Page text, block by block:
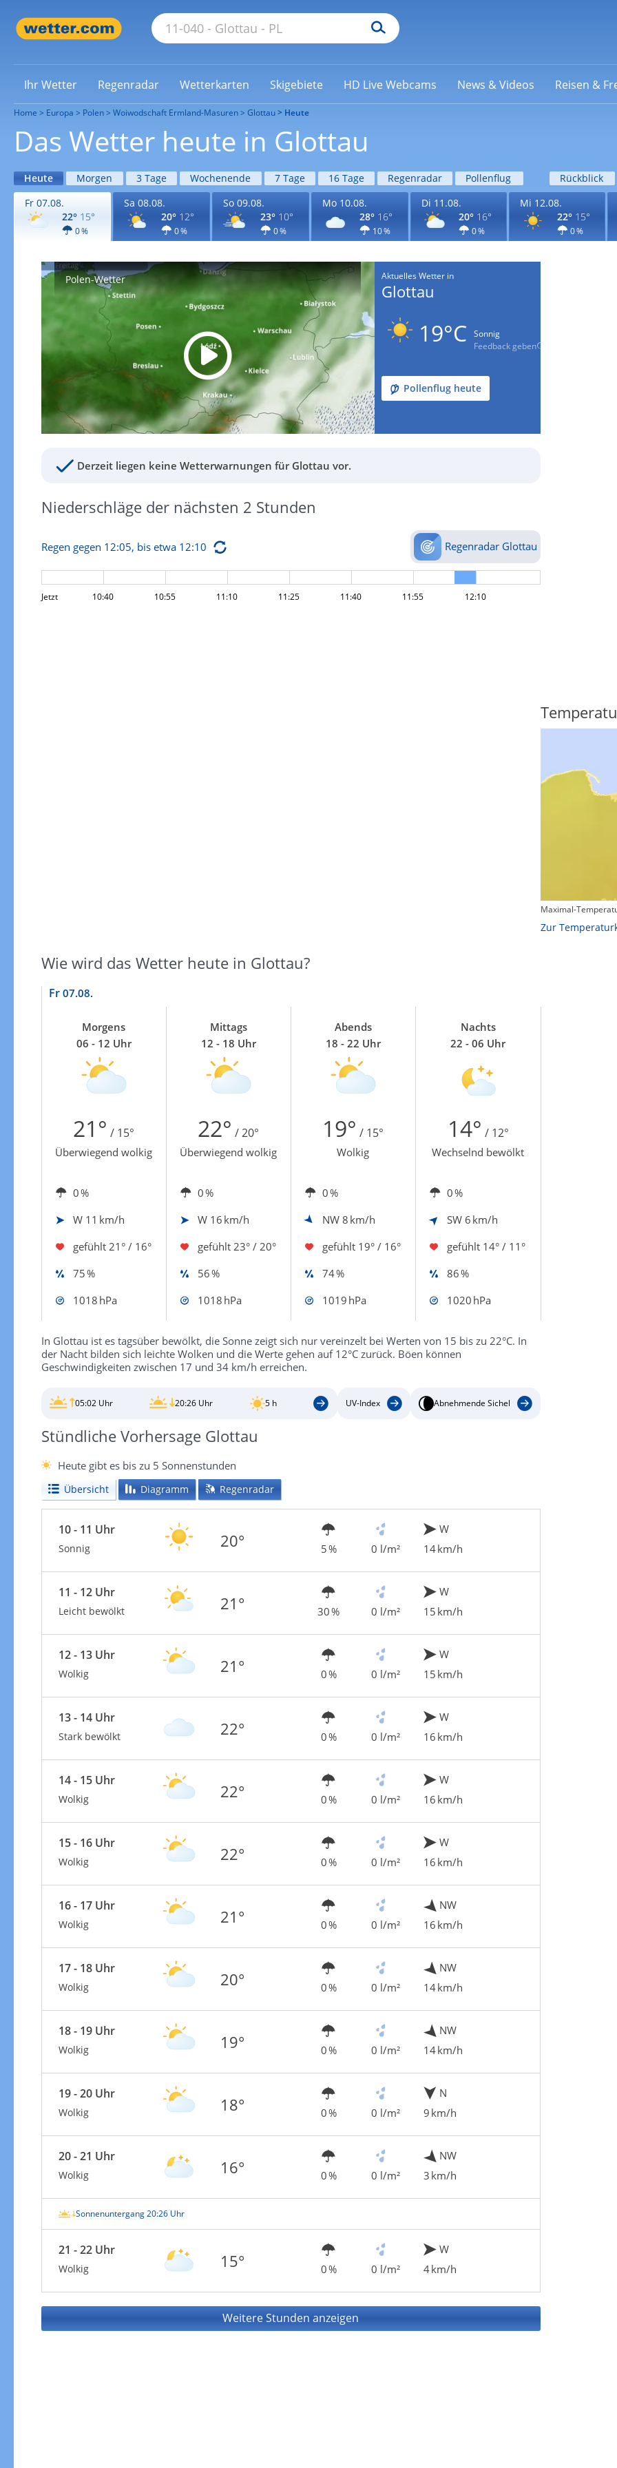
Ihr Wetter Regenradar Wetterkarten Skigebiete HD Live Webcams News & Videos Reisen &
Home Europa Polen Woiwodschaft Ermland-Masuren Glottau Heute
Das Wetter heute in Glottau
Heute Morgen 3 Tage Wochenende 7 Tage 16 Tage Regenradar Pollenflug
Rückblick
Fr 07.08.
22° 15°
0 %
Sa 08.08.
20° 12°
0 %
So 09.08.
23° 10°
0 %
Mo 10.08.
28° 16°
10 %
Di 11.08.
20° 16°
0 %
Mi 12.08.
22° 15°
0 %
Polen-Wetter Aktuelles Wetter in
Glottau
19°C
Sonnig
Feedback geben
Pollenflug heute
Derzeit liegen keine Wetterwarnungen für Glottau vor.
Niederschläge der nächsten 2 Stunden
Regen gegen 12:05, bis etwa 12:10 Regenradar Glottau
Jetzt 10:40 10:55 11:10 11:25 11:40 11:55 12:10
Wie wird das Wetter heute in Glottau?
Fr 07.08.
Morgens
06 - 12 Uhr
Mittags
12 - 18 Uhr
Abends
18 - 22 Uhr
Nachts
22 - 06 Uhr
21° / 15° 22° / 20° 19° / 15° 14° / 12°
Überwiegend wolkig Überwiegend wolkig Wolkig Wechselnd bewölkt
0 % 0 % 0 %
0 %
W 11 km/h W 16 km/h NW 8 km/h SW 6 km/h
gefühlt 21° / 16° gefühlt 23° / 20° gefühlt 19° / 16° gefühlt 14° / 11°
75 %
56 % 74 %
86 %
1018 hPa
1018 hPa 1019 hPa 1020 hPa
In Glottau ist es tagsüber bewölkt, die Sonne zeigt sich nur vereinzelt bei Werten von 15 bis zu 22°C. In
der Nacht bilden sich leichte Wolken und die Werte gehen auf 12°C zurück. Böen können
Geschwindigkeiten zwischen 17 und 34 km/h erreichen.
05:02 Uhr 20:26 Uhr 5 h UV-Index Abnehmende Sichel
Stündliche Vorhersage Glottau
Heute gibt es bis zu 5 Sonnenstunden
Übersicht Diagramm Regenradar
10 - 11 Uhr
Sonnig 20° 5 % 0 l/m²
W
14 km/h
11 - 12 Uhr
Leicht bewölkt 21° 30 % 0 l/m²
W
15 km/h
12 - 13 Uhr
Wolkig 21° 0 % 0 l/m²
W
15 km/h
13 - 14 Uhr
Stark bewölkt 22° 0 % 0 l/m²
W
16 km/h
14 - 15 Uhr
Wolkig 22° 0 % 0 l/m²
W
16 km/h
15 - 16 Uhr
Wolkig 22° 0 % 0 l/m²
W
16 km/h
16 - 17 Uhr
Wolkig 21° 0 % 0 l/m²
NW
16 km/h
17 - 18 Uhr
Wolkig 20° 0 % 0 l/m²
NW
14 km/h
18 - 19 Uhr
Wolkig 19° 0 % 0 l/m²
NW
14 km/h
19 - 20 Uhr
Wolkig 18° 0 % 0 l/m²
N
9 km/h
20 - 21 Uhr
Wolkig 16° 0 % 0 l/m²
NW
3 km/h
Sonnenuntergang 20:26 Uhr
21 - 22 Uhr
Wolkig 15° 0 % 0 l/m²
W
4 km/h
Weitere Stunden anzeigen
Maximal-
Zur